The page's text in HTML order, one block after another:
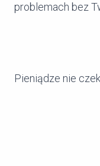
problemach bez
Pieniądze nie